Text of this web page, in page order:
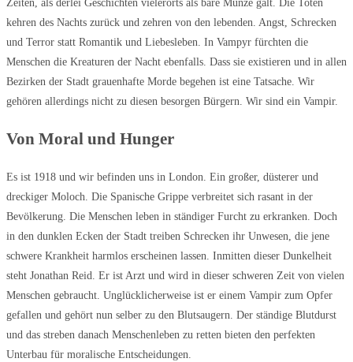
Zeiten, als derlei Geschichten vielerorts als bare Münze galt. Die Toten
kehren des Nachts zurück und zehren von den lebenden. Angst, Schrecken
und Terror statt Romantik und Liebesleben. In Vampyr fürchten die
Menschen die Kreaturen der Nacht ebenfalls. Dass sie existieren und in allen
Bezirken der Stadt grauenhafte Morde begehen ist eine Tatsache. Wir
gehören allerdings nicht zu diesen besorgen Bürgern. Wir sind ein Vampir.
Von Moral und Hunger
Es ist 1918 und wir befinden uns in London. Ein großer, düsterer und
dreckiger Moloch. Die Spanische Grippe verbreitet sich rasant in der
Bevölkerung. Die Menschen leben in ständiger Furcht zu erkranken. Doch
in den dunklen Ecken der Stadt treiben Schrecken ihr Unwesen, die jene
schwere Krankheit harmlos erscheinen lassen. Inmitten dieser Dunkelheit
steht Jonathan Reid. Er ist Arzt und wird in dieser schweren Zeit von vielen
Menschen gebraucht. Unglücklicherweise ist er einem Vampir zum Opfer
gefallen und gehört nun selber zu den Blutsaugern. Der ständige Blutdurst
und das streben danach Menschenleben zu retten bieten den perfekten
Unterbau für moralische Entscheidungen.